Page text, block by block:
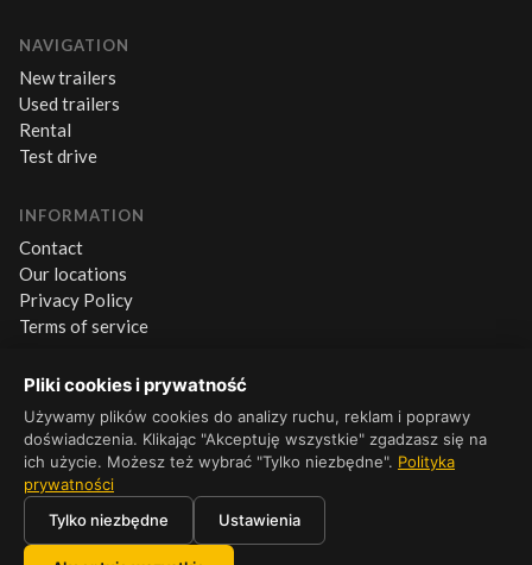
Pliki cookies i prywatność
Używamy plików cookies do analizy ruchu, reklam i poprawy
doświadczenia. Klikając "Akceptuję wszystkie" zgadzasz się na
ich użycie. Możesz też wybrać "Tylko niezbędne". Polityka
prywatności
Tylko niezbędne
Ustawienia
NAVIGATION
New trailers
Used trailers
Rental
Test drive
INFORMATION
Contact
Our locations
Privacy Policy
Terms of service
CONTACT
+48 660 500 600
Mon–Fri 8:00–16:00
© 2026 Platforma Wielton. Wszelkie prawa zastrzeżone.